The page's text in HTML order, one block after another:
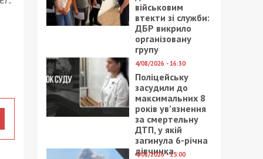
військовим
втекти зі служби:
ДБР викрило
організовану
групу
4/08/2026 - 16:30
Поліцейську
засудили до
максимальних 8
років ув’язнення
за смертельну
ДТП, у якій
загинула 6-річна
дівчинка
4/08/2026 - 15:00